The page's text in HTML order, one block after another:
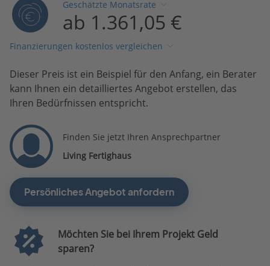
Geschätzte Monatsrate
ab 1.361,05 €
Finanzierungen kostenlos vergleichen
Dieser Preis ist ein Beispiel für den Anfang, ein Berater
kann Ihnen ein detailliertes Angebot erstellen, das
Ihren Bedürfnissen entspricht.
Finden Sie jetzt Ihren Ansprechpartner
Living Fertighaus
Persönliches Angebot anfordern
Möchten Sie bei Ihrem Projekt Geld
sparen?